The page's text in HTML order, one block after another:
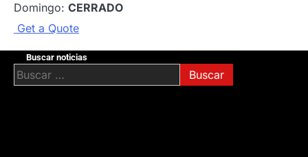
Domingo: CERRADO
Get a Quote
Buscar noticias
Buscar: